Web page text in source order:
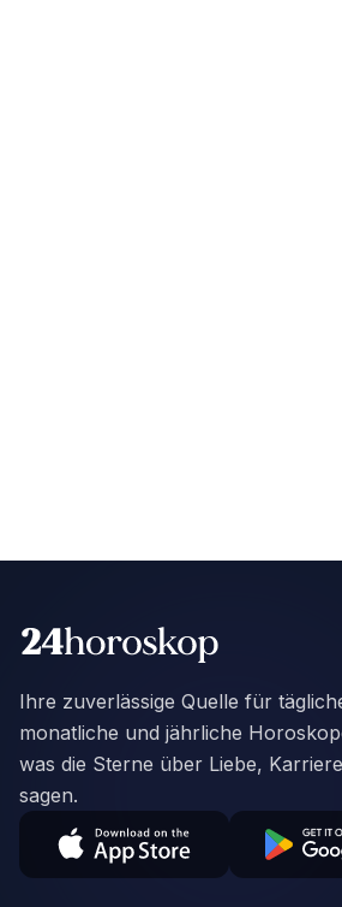
Ihre zuverlässige Quelle für
monatliche und jährliche
was die Sterne über Liebe,
sagen.